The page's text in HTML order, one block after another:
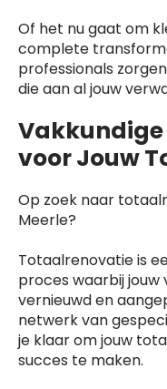
Of het nu gaat om
complete
professionals
die aan al jouw
voor Jouw
Op zoek naar
Meerle?
Totaalrenovatie is
proces waarbij jouw
vernieuwd en
netwerk van
je klaar om jouw
succes te maken.